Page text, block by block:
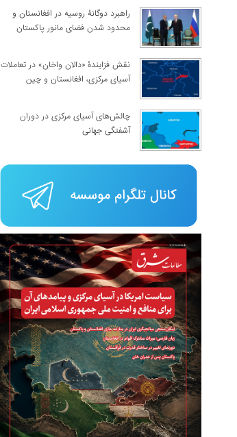
راهبرد دوگانۀ روسیه در افغانستان و
محدود شدن فضای مانور پاکستان
نقش فزایندۀ «دالان واخان» در تعاملات
آسیای مرکزی، افغانستان و چین
چالش‌های آسیای مرکزی در دوران
آشفتگی جهانی